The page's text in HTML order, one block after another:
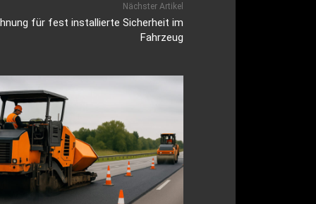
Nächster Artikel
für fest installierte Sicherheit im
Fahrzeug